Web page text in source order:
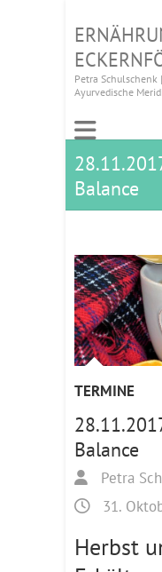
Petra Schulschenk
Ayurvedische
Balance
TERMINE
Balance
Petra
31.
Herbst